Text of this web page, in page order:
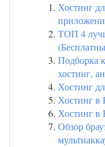
Хостинг
ТОП 4
Подборка
хостинг,
Хостинг
Хостинг в
Хостинг в
Обзор